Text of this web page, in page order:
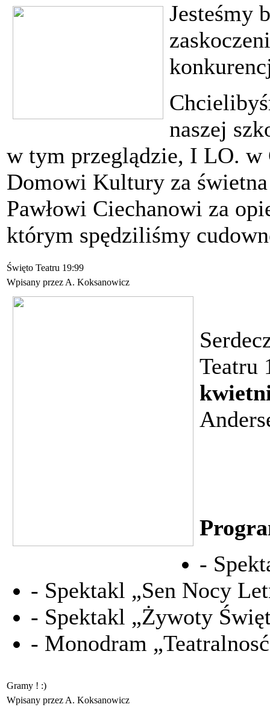
Jesteśmy
naszej
w tym przeglądzie, I LO. w
Domowi Kultury za
Pawłowi Ciechanowi za
którym spędziliśmy
Święto Teatru 19:99
Wpisany przez A. Koksanowicz
Teatru
-
- Spektakl „Sen Nocy
- Spektakl „Żywoty
- Monodram
Gramy ! :)
Wpisany przez A. Koksanowicz